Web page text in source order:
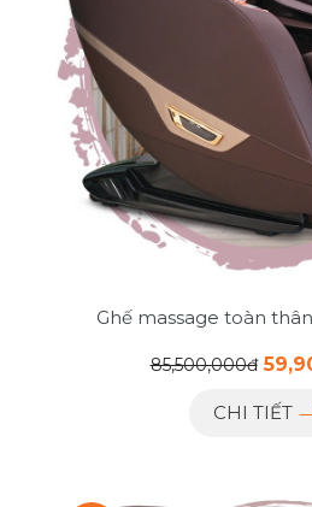
Ghế massage toàn
85,500,000đ
CHI TIẾT